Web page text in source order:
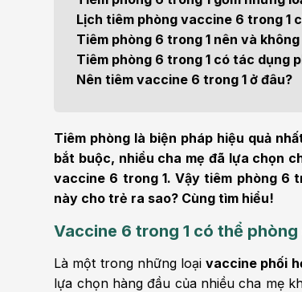
Thẩm mỹ
Tiêu hóa - Gan - Mật
Cấp cứu - Hồi sức tích
cực
Lịch tiêm phòng vaccine 6 trong 1
Tiêm phòng 6 trong 1 nên và
Tiêm phòng 6 trong 1 có tác dụng
Nên tiêm vaccine 6 trong 1 ở đâu?
Tiêm phòng là biện pháp hiệu quả
bắt buộc, nhiều cha mẹ đã lựa chọn
vaccine 6 trong 1. Vậy tiêm phòng 6
này cho trẻ ra sao? Cùng tìm hiểu!
Vaccine 6 trong 1 có thể
Là một trong những loạivaccine phối
lựa chọn hàng đầu của nhiều cha mẹ